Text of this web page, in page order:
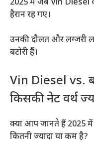
2025 में जब Vin Diesel
हैरान रह गए।
उनकी दौलत और लग्जरी
बटोरी हैं।
Vin Diesel vs.
किसकी नेट वर्थ
क्या आप जानते हैं 2025 में
कितनी ज्यादा या कम है?